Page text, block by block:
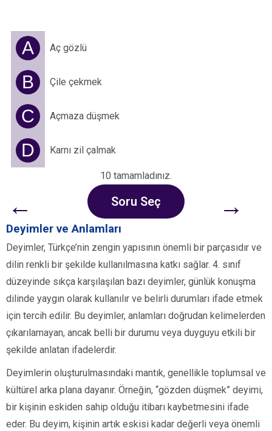
A Aç gözlü
B Çile çekmek
C Açmaza düşmek
D Karnı zil çalmak
10 tamamladınız.
← Soru Seç →
Deyimler ve Anlamları
Deyimler, Türkçe’nin zengin yapısının önemli bir parçasıdır ve
dilin renkli bir şekilde kullanılmasına katkı sağlar. 4. sınıf
düzeyinde sıkça karşılaşılan bazı deyimler, günlük konuşma
dilinde yaygın olarak kullanılır ve belirli durumları ifade etmek
için tercih edilir. Bu deyimler, anlamları doğrudan kelimelerden
çıkarılamayan, ancak belli bir durumu veya duyguyu etkili bir
şekilde anlatan ifadelerdir.
Deyimlerin oluşturulmasındaki mantık, genellikle toplumsal ve
kültürel arka plana dayanır. Örneğin, “gözden düşmek” deyimi,
bir kişinin eskiden sahip olduğu itibarı kaybetmesini ifade
eder. Bu deyim, kişinin artık eskisi kadar değerli veya önemli